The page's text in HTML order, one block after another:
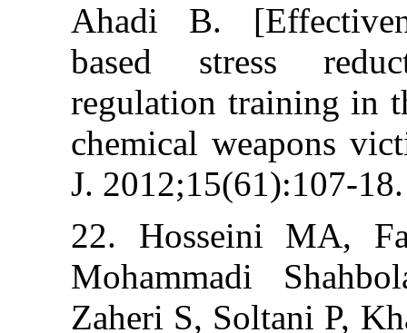
Ahadi B.
based
regulation
chemical
J.
22. Hosseini
Mohammadi
Zaheri S,